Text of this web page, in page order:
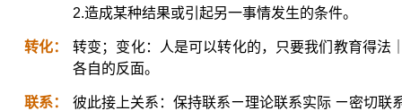
2.造成某种结果或引起另一事情发生的条件。
转化：
转变；变化：人是可以转化的，只要我们教育得法
各自的反面。
联系： 彼此接上关系：保持联系ㄧ理论联系实际 ㄧ密切联